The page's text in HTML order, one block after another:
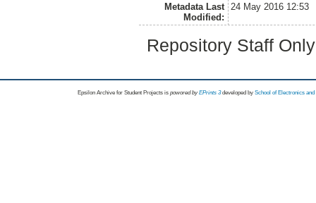
Metadata Last
Modified:
24 May 2016 12:53
Repository Staff
Epsilon Archive for Student Projects is powored byEPrints 3 developed by School of Electronics